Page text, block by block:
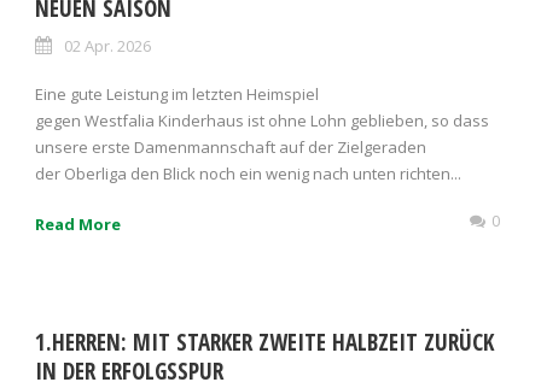
NEUEN SAISON
02 Apr. 2026
Eine gute Leistung im letzten Heimspiel
gegen Westfalia Kinderhaus ist ohne Lohn geblieben, so dass
unsere erste Damenmannschaft auf der Zielgeraden
der Oberliga den Blick noch ein wenig nach unten richten...
Read More 0
1.HERREN: MIT STARKER ZWEITE HALBZEIT ZURÜCK
IN DER ERFOLGSSPUR